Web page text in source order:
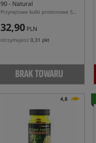
90 - Natural
Przynętowe kulki proteinowe Serii Aller 90 o naturalnym zapachu
32,90 PLN
otrzymujesz 0,31 pkt
BRAK TOWARU
4,8